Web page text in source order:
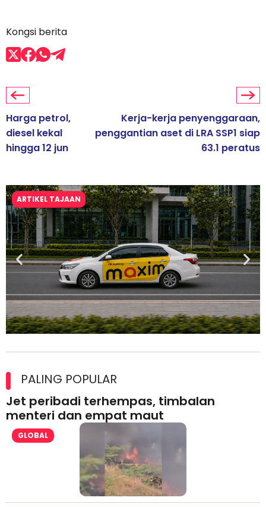
Kongsi berita
Harga petrol,
diesel kekal
hingga 12 jun
Kerja-kerja penyenggaraan,
penggantian aset di LRA SSP1 siap
63.1 peratus
ARTIKEL TAJAAN
lesen separuh pertama 2026
PALING POPULAR
Jet peribadi terhempas, timbalan
menteri dan empat maut
GLOBAL